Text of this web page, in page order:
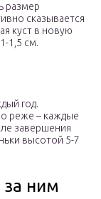
размер
сказывается
куст в новую
1,5 см.
год.
реже – каждые
завершения
высотой 5-7
за ним